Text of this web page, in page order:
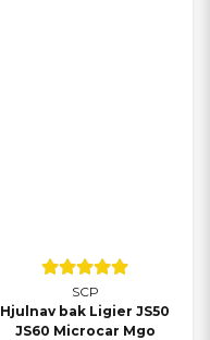
SCP
Hjulnav bak Ligier JS50
JS60 Microcar Mgo